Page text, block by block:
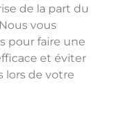
de la part du
vous
pour faire une
et éviter
lors de votre